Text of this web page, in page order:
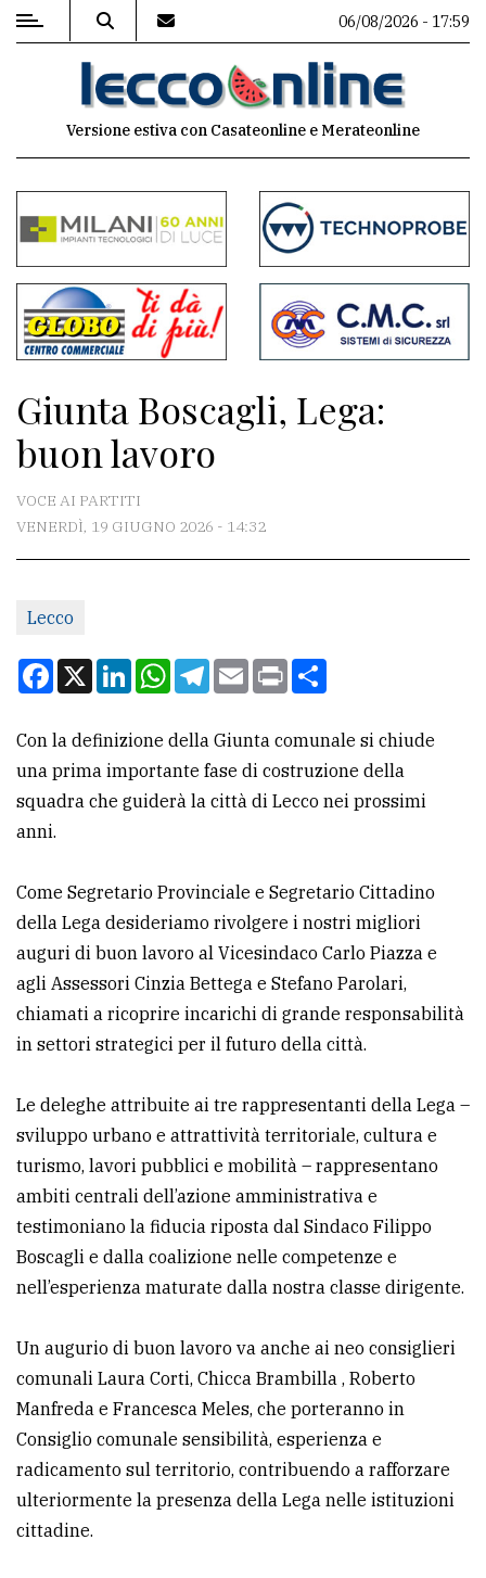
MENU
commenti
Contenuti
del
sito
Meteo
CONTATTI
Scrivici
Per
la
pubblicità
CERCA
per
comune
Ricerca
avanzata
ALTRE
TESTATE
PRIVACY
Privacy
policy
Cookie
policy
06/08/2026 - 17:59
Versione estiva con Casateonline e Merateonline
Giunta Boscagli, Lega:
buon lavoro
VOCE AI PARTITI
VENERDÌ, 19 GIUGNO 2026 - 14:32
Lecco
Facebook
X LinkedInWhatsApp
Telegram
EmailPrint
Con la definizione della Giunta comunale si chiude
una prima importante fase di costruzione della
squadra che guiderà la città di Lecco nei prossimi
anni.
Come Segretario Provinciale e Segretario Cittadino
della Lega desideriamo rivolgere i nostri migliori
auguri di buon lavoro al Vicesindaco Carlo Piazza e
agli Assessori Cinzia Bettega e Stefano Parolari,
chiamati a ricoprire incarichi di grande responsabilità
in settori strategici per il futuro della città.
Le deleghe attribuite ai tre rappresentanti della Lega –
sviluppo urbano e attrattività territoriale, cultura e
turismo, lavori pubblici e mobilità – rappresentano
ambiti centrali dell’azione amministrativa e
testimoniano la fiducia riposta dal Sindaco Filippo
Boscagli e dalla coalizione nelle competenze e
nell’esperienza maturate dalla nostra classe dirigente.
Un augurio di buon lavoro va anche ai neo consiglieri
comunali Laura Corti, Chicca Brambilla , Roberto
Manfreda e Francesca Meles, che porteranno in
Consiglio comunale sensibilità, esperienza e
radicamento sul territorio, contribuendo a rafforzare
ulteriormente la presenza della Lega nelle istituzioni
cittadine.